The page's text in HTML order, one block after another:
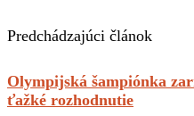
Predchádzajúci článok
Olympijská šampiónka
ťažké rozhodnutie